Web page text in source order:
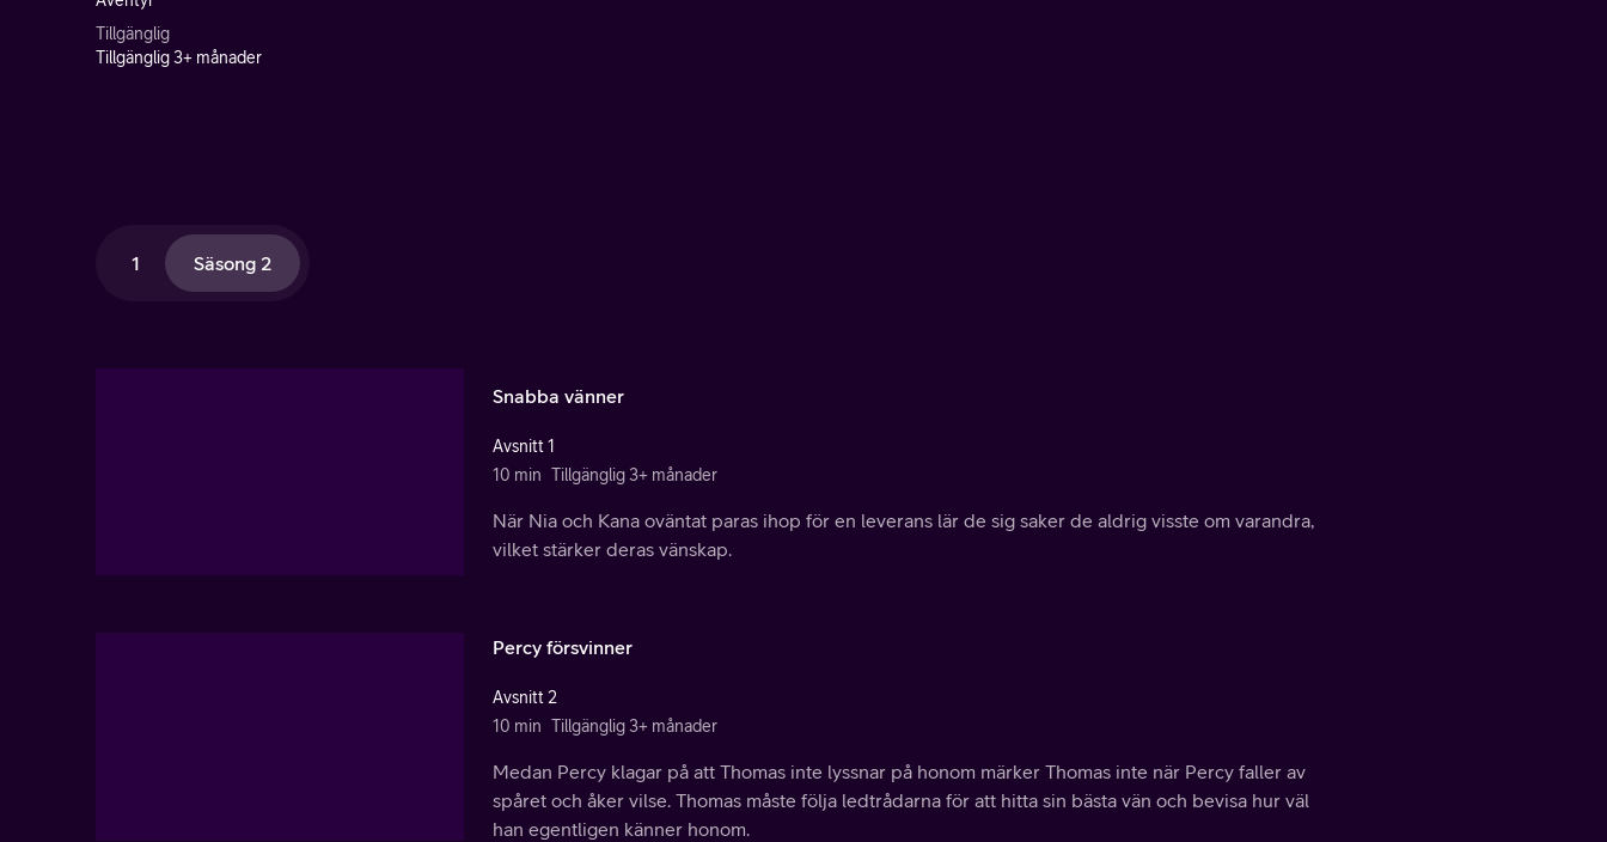
Tillgänglig
Tillgänglig 3+ månader
1 Säsong 2
Snabba vänner
Avsnitt 1
10 min Tillgänglig 3+ månader
När Nia och Kana oväntat paras ihop för en leverans lär de sig saker de aldrig visste om varandra,
vilket stärker deras vänskap.
Percy försvinner
Avsnitt 2
10 min Tillgänglig 3+ månader
Medan Percy klagar på att Thomas inte lyssnar på honom märker Thomas inte när Percy faller av
spåret och åker vilse. Thomas måste följa ledtrådarna för att hitta sin bästa vän och bevisa hur väl
han egentligen känner honom.